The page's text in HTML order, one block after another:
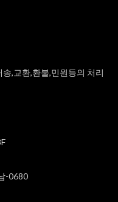
,교환,환불,민원등의 처리
-0680